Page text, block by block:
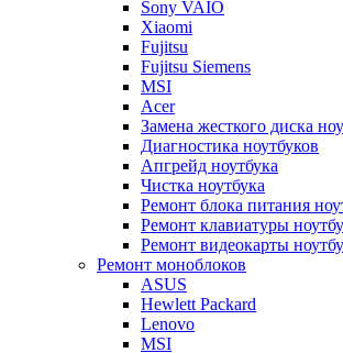
Sony VAIO
Xiaomi
Fujitsu
Fujitsu Siemens
MSI
Acer
Замена жесткого диска
Диагностика ноутбуков
Апгрейд ноутбука
Чистка ноутбука
Ремонт блока питания
Ремонт клавиатуры
Ремонт видеокарты
Ремонт моноблоков
ASUS
Hewlett Packard
Lenovo
MSI